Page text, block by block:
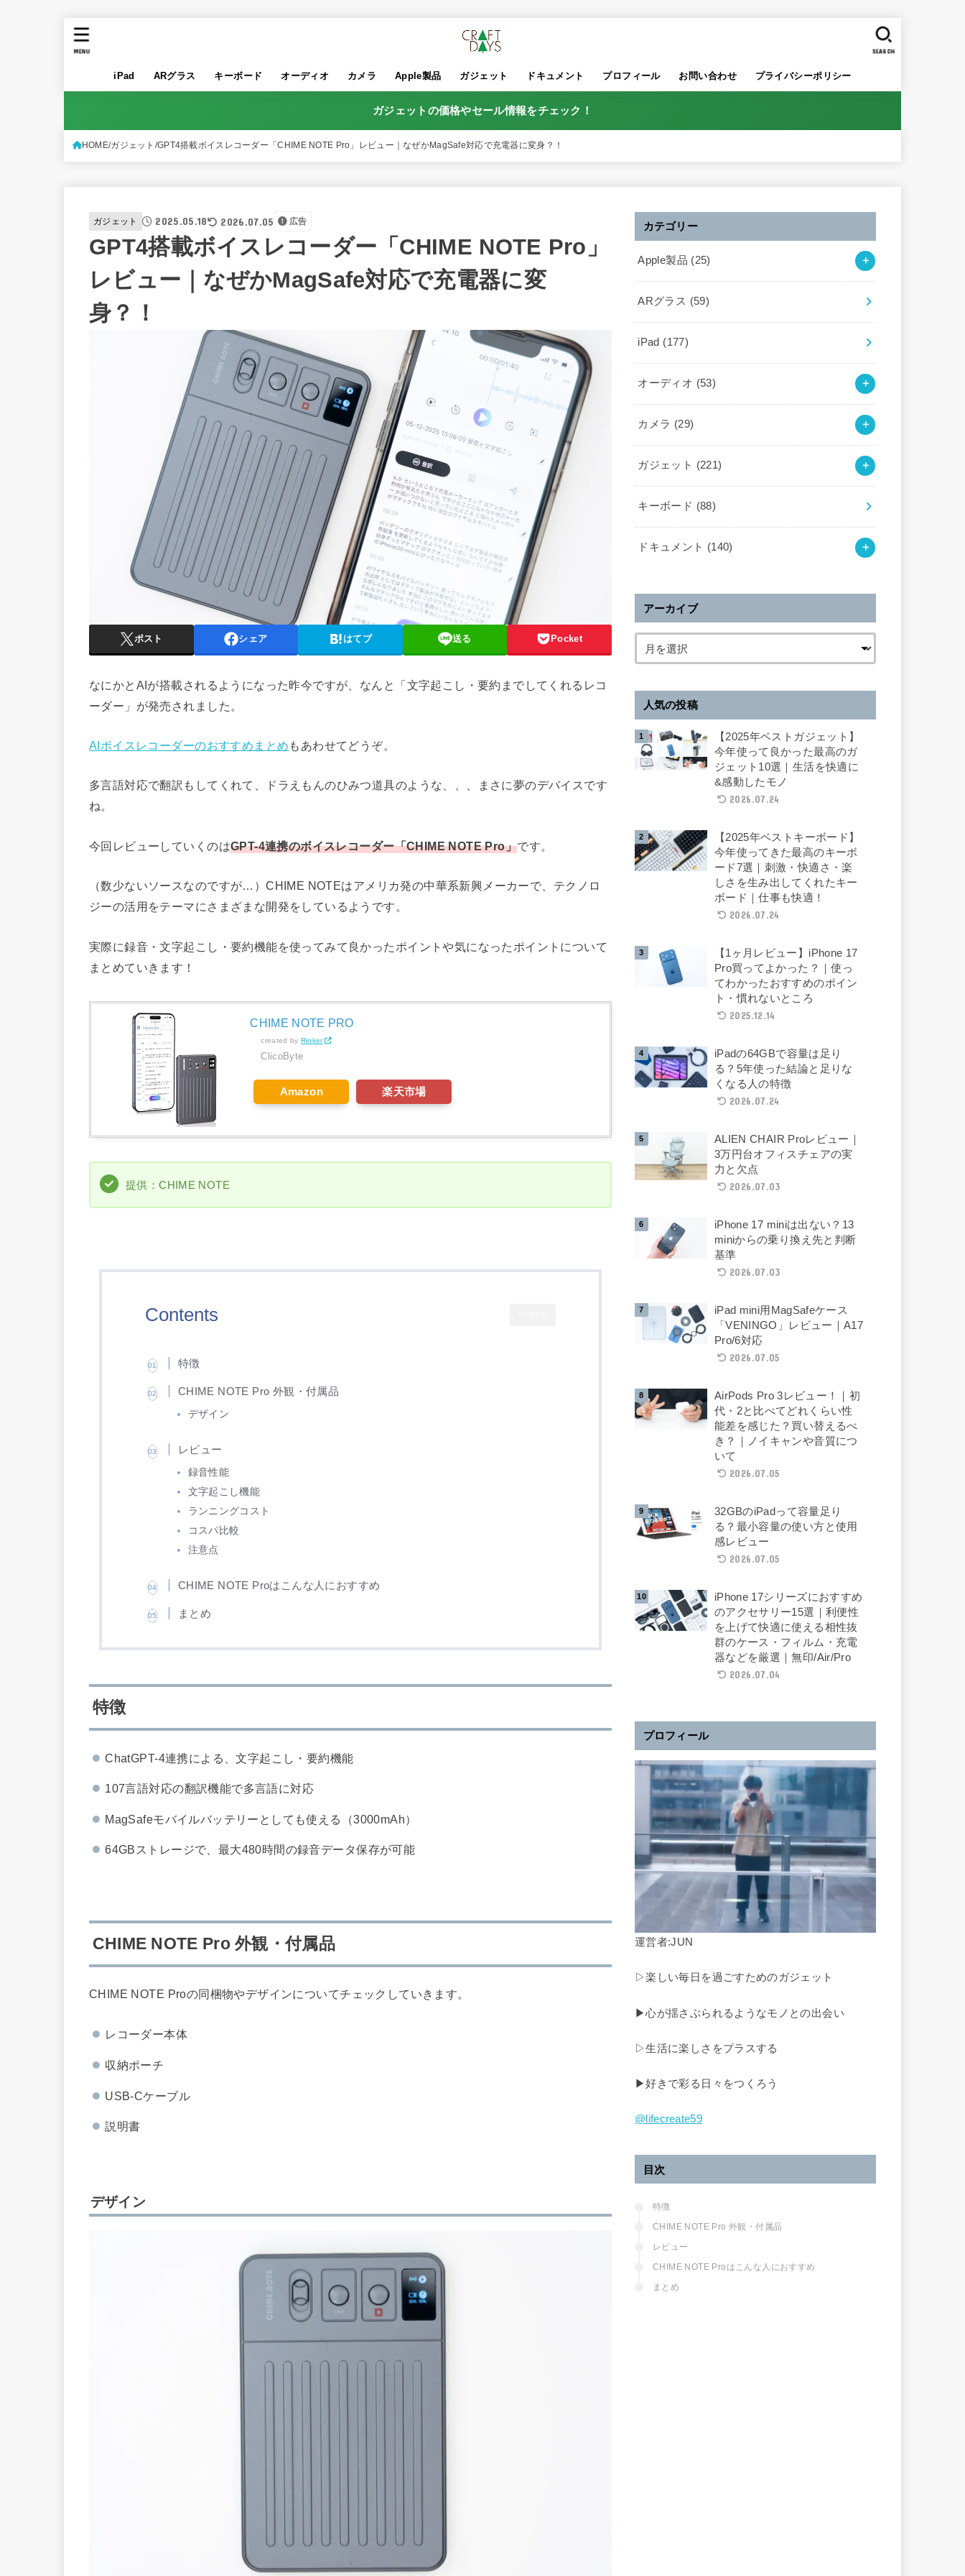
iPad ARグラス キーボード オーディオ カメラ Apple製品 ガジェット ドキュメント プロフィール お問い合わせ プライバシーポリシー
SEARCH
MENU
ガジェットの価格やセール情報をチェック！
HOME ガジェット GPT4搭載ボイスレコーダー「CHIME NOTE Pro」レビュー｜なぜかMagSafe対応で充電器に変身？！
ガジェット 2025.05.18 2026.07.05 広告
GPT4搭載ボイスレコーダー「CHIME NOTE Pro」
レビュー｜なぜかMagSafe対応で充電器に変
身？！
ポスト シェア はてブ 送る Pocket
なにかとAIが搭載されるようになった昨今ですが、なんと「文字起こし・要約までしてくれるレコ
ーダー」が発売されました。
AIボイスレコーダーのおすすめまとめ もあわせてどうぞ。
多言語対応で翻訳もしてくれて、ドラえもんのひみつ道具のような、、、まさに夢のデバイスです
ね。
今回レビューしていくのはGPT-4連携のボイスレコーダー「CHIME NOTE Pro」です。
（数少ないソースなのですが…）CHIME NOTEはアメリカ発の中華系新興メーカーで、テクノロ
ジーの活用をテーマにさまざまな開発をしているようです。
実際に録音・文字起こし・要約機能を使ってみて良かったポイントや気になったポイントについて
まとめていきます！
CHIME NOTE PRO
created by Rinker
ClicoByte
Amazon 楽天市場
提供：CHIME NOTE
Contents
特徴
CHIME NOTE Pro 外観・付属品
デザイン
レビュー
録音性能
文字起こし機能
ランニングコスト
コスパ比較
注意点
CHIME NOTE Proはこんな人におすすめ
まとめ
特徴
ChatGPT-4連携による、文字起こし・要約機能
107言語対応の翻訳機能で多言語に対応
MagSafeモバイルバッテリーとしても使える（3000mAh）
64GBストレージで、最大480時間の録音データ保存が可能
CHIME NOTE Pro 外観・付属品
CHIME NOTE Proの同梱物やデザインについてチェックしていきます。
レコーダー本体
収納ポーチ
USB-Cケーブル
説明書
デザイン
カテゴリー
Apple製品 (25)
ARグラス (59)
iPad (177)
オーディオ (53)
カメラ (29)
ガジェット (221)
キーボード (88)
ドキュメント (140)
アーカイブ
人気の投稿
【2025年ベストガジェット】
今年使って良かった最高のガ
ジェット10選｜生活を快適に
&感動したモノ
2026.07.24
【2025年ベストキーボード】
今年使ってきた最高のキーボ
ード7選｜刺激・快適さ・楽
しさを生み出してくれたキー
ボード｜仕事も快適！
2026.07.24
【1ヶ月レビュー】iPhone 17
Pro買ってよかった？｜使っ
てわかったおすすめのポイン
ト・慣れないところ
2025.12.14
iPadの64GBで容量は足り
る？5年使った結論と足りな
くなる人の特徴
2026.07.24
ALIEN CHAIR Proレビュー｜
3万円台オフィスチェアの実
力と欠点
2026.07.03
iPhone 17 miniは出ない？13
miniからの乗り換え先と判断
基準
2026.07.03
iPad mini用MagSafeケース
「VENINGO」レビュー｜A17
Pro/6対応
2026.07.05
AirPods Pro 3レビュー！｜初
代・2と比べてどれくらい性
能差を感じた？買い替えるべ
き？｜ノイキャンや音質につ
いて
2026.07.05
32GBのiPadって容量足り
る？最小容量の使い方と使用
感レビュー
2026.07.05
iPhone 17シリーズにおすすめ
のアクセサリー15選｜利便性
を上げて快適に使える相性抜
群のケース・フィルム・充電
器などを厳選｜無印/Air/Pro
2026.07.04
プロフィール
運営者:JUN
▷楽しい毎日を過ごすためのガジェット
▶︎心が揺さぶられるようなモノとの出会い
▷生活に楽しさをプラスする
▶︎好きで彩る日々をつくろう
@lifecreate59
目次
特徴
CHIME NOTE Pro 外観・付属品
レビュー
CHIME NOTE Proはこんな人におすすめ
まとめ